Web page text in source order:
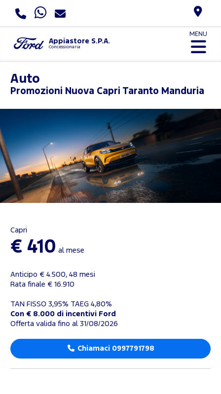
Appiastore S.P.A.
Concessionaria
MENU
Auto
Promozioni Nuova Capri Taranto Manduria
Capri
€ 410 al mese
Anticipo € 4.500, 48 mesi
Rata finale € 16.910
TAN FISSO 3,95% TAEG 4,80%
Con € 8.000 di incentivi Ford
Offerta valida fino al 31/08/2026
Chiamaci 0997791798